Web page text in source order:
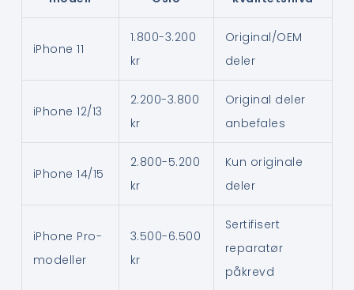
iPhone 11
1.800-3.200
kr
Original/OEM
deler
iPhone 12/13
2.200-3.800
kr
Original deler
anbefales
iPhone 14/15
2.800-5.200
kr
Kun originale
deler
iPhone Pro-
modeller
3.500-6.500
kr
Sertifisert
reparatør
påkrevd